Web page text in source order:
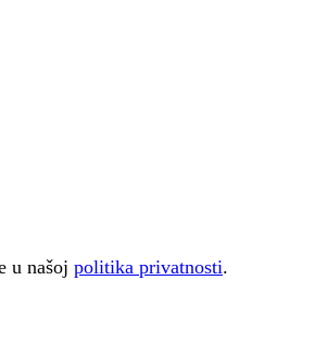
u našoj politika privatnosti.